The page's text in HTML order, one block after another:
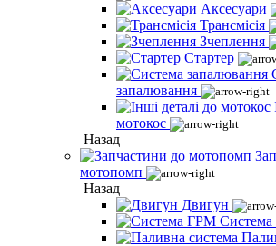
Аксесуари
Трансмісія
Зчеплення
Стартер
запалювання
мотокос
Назад
мотопомп
Назад
Двигун